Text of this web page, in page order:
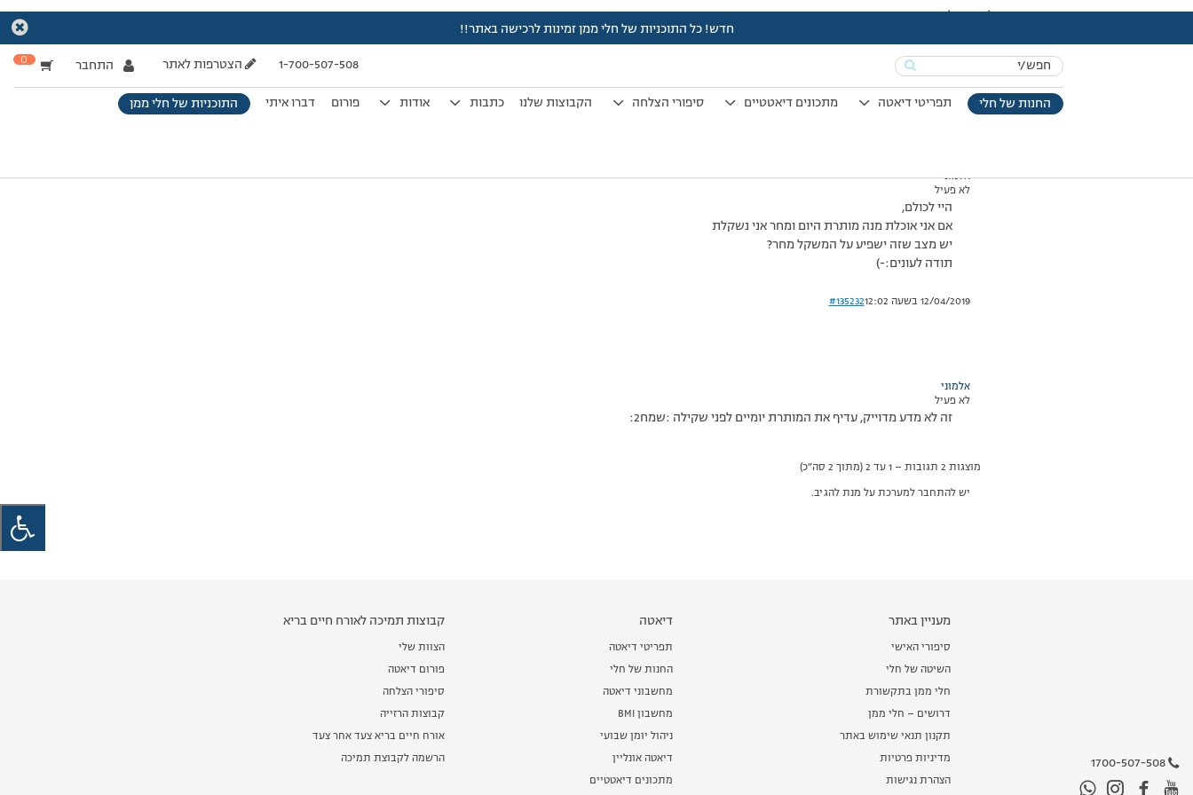
חדש! כל התוכניות של חלי ממן זמינות לרכישה באתר!!
Search
for:
1-700-507-508 הצטרפות לאתר התחבר 0
החנות של חלי תפריטי דיאטה מתכונים דיאטטיים סיפורי הצלחה הקבוצות שלנו כתבות אודות פורום דברו איתי התוכניות של חלי ממן
עמוד הבית>דיונים>פורום>מנה מותרת לפני שקילה
מוצגות 2 תגובות – 1 עד 2 (מתוך 2 סה״כ)
05/10/2014 בשעה 19:52
#135231
אלמוני
לא פעיל
היי לכולם,
אם אני אוכלת מנה מותרת היום ומחר אני נשקלת
יש מצב שזה ישפיע על המשקל מחר?
תודה לעונים:-)
12/04/2019 בשעה 12:02 #135232
אלמוני
לא פעיל
זה לא מדע מדוייק, עדיף את המותרת יומיים לפני שקילה :שמח2:
מוצגות 2 תגובות – 1 עד 2 (מתוך 2 סה״כ)
יש להתחבר למערכת על מנת להגיב.
1700-507-508
מעניין באתר
סיפורי האישי
השיטה של חלי
חלי ממן בתקשורת
דרושים – חלי ממן
תקנון תנאי שימוש באתר
מדיניות פרטיות
הצהרת נגישות
דיאטה
תפריטי דיאטה
החנות של חלי
מחשבוני דיאטה
מחשבון BMI
ניהול יומן שבועי
דיאטה אונליין
מתכונים דיאטטיים
קבוצות תמיכה לאורח חיים בריא
הצוות שלי
פורום דיאטה
סיפורי הצלחה
קבוצות הרזייה
אורח חיים בריא צעד אחר צעד
הרשמה לקבוצת תמיכה